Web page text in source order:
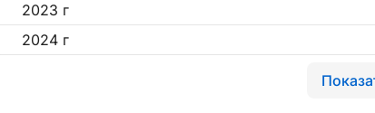
2023 г
2024 г